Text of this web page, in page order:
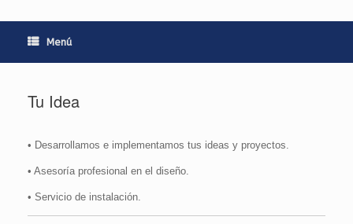
Menú
Tu Idea
• Desarrollamos e implementamos tus ideas y proyectos.
• Asesorí­a profesional en el diseño.
• Servicio de instalación.